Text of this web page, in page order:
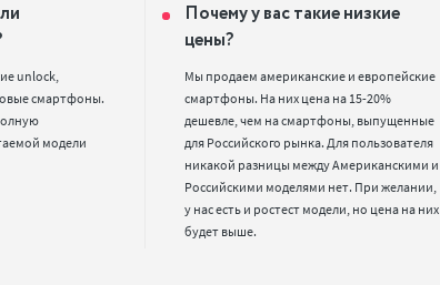
unlock,
смартфоны.
модели
Почему у вас такие низкие
цены?
Мы продаем американские и европейские
смартфоны. На них цена на 15-20%
дешевле, чем на смартфоны, выпущенные
для Российского рынка. Для пользователя
никакой разницы между Американскими и
Российскими моделями нет. При желании,
у нас есть и ростест модели, но цена на них
будет выше.